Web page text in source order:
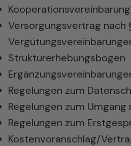
Versorgungsvertrag nach
Strukturerhebungsbögen
Regelungen zum
Regelungen zum Umgang
Regelungen zum
Kostenvoranschlag/